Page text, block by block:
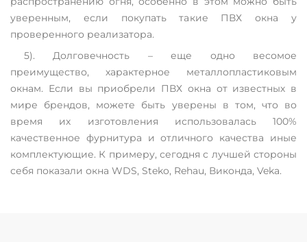
уверенным, если покупать такие ПВХ окна у
проверенного реализатора.
5). Долговечность – еще одно весомое
преимущество, характерное металлопластиковым
окнам. Если вы приобрели ПВХ окна от известных в
мире брендов, можете быть уверены в том, что во
время их изготовления использовалась 100%
качественное фурнитура и отличного качества иные
комплектующие. К примеру, сегодня с лучшей стороны
себя показали окна WDS, Steko, Rehau, Виконда, Veka.